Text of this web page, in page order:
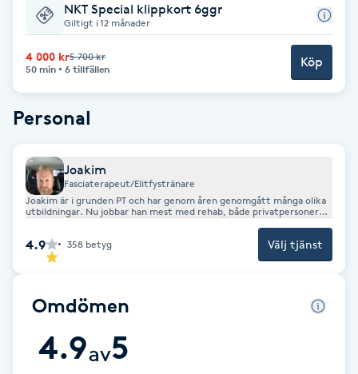
Extensions
Eyeliner-tatuering
Face framing
NKT Special klippkort 6ggr
Giltigt i 12 månader
4 000 kr5 700 kr
50 min
6 tillfällen Köp
Personal
Joakim
Fasciaterapeut/Elitfystränare
Joakim är i grunden PT och har genom åren genomgått många olika
utbildningar. Nu jobbar han mest med rehab, både privatpersoner
man tar hand om skador, inflammationer, låsningar och det som har
med mjukvävnad att göra. Det är inte en avslappnande massage man
4.9 358 betyg Välj tjänst
Omdömen
4.9av5